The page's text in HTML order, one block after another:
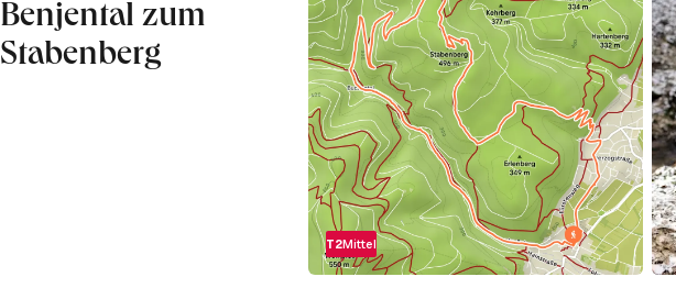
Benjental zum
Stabenberg
T2Mittel